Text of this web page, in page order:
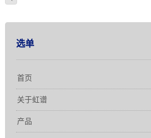
选单
首页
关于虹谱
产品